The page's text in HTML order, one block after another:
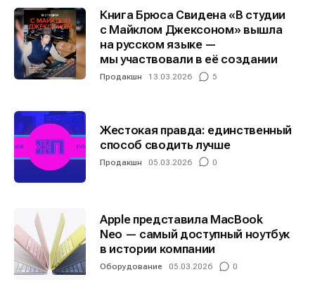
Книга Брюса Свидена «В студии
с Майклом Джексоном» вышла
на русском языке —
мы участвовали в её создании
Продакшн 13.03.2026 5
Жестокая правда: единственный
способ сводить лучше
Продакшн 05.03.2026 0
Apple представила MacBook
Neo — самый доступный ноутбук
в истории компании
Оборудование 05.03.2026 0